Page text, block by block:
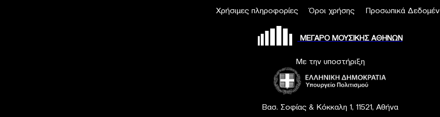
Χρήσιμες πληροφορίες Όροι χρήσης Προσωπικά
ΜΕΓΑΡΟ ΜΟΥΣΙΚΗΣ ΑΘΗΝΩΝ
Με την υποστήριξη
Βασ. Σοφίας & Κόκκαλη 1, 11521, Αθήνα